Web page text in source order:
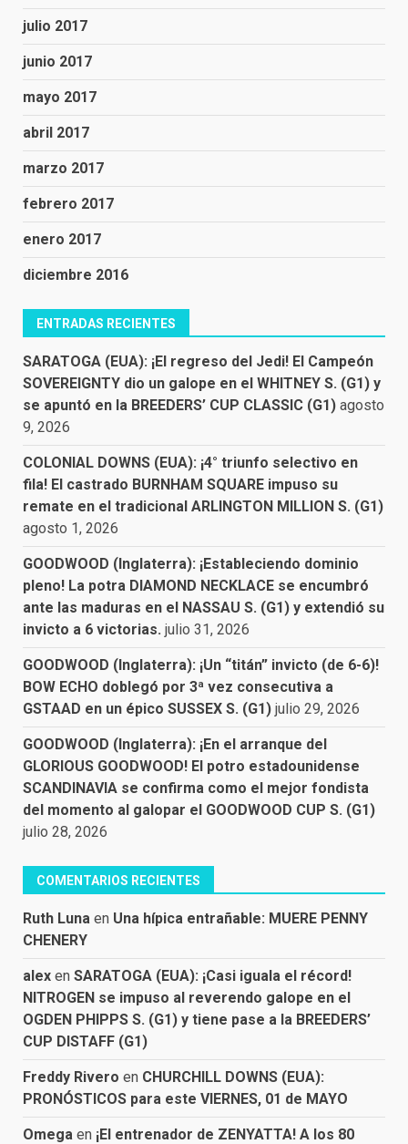
julio 2017
junio 2017
mayo 2017
abril 2017
marzo 2017
febrero 2017
enero 2017
diciembre 2016
ENTRADAS RECIENTES
SARATOGA (EUA): ¡El regreso del Jedi! El Campeón
SOVEREIGNTY dio un galope en el WHITNEY S. (G1) y
se apuntó en la BREEDERS’ CUP CLASSIC (G1) agosto
9, 2026
COLONIAL DOWNS (EUA): ¡4° triunfo selectivo en
fila! El castrado BURNHAM SQUARE impuso su
remate en el tradicional ARLINGTON MILLION S. (G1)
agosto 1, 2026
GOODWOOD (Inglaterra): ¡Estableciendo dominio
pleno! La potra DIAMOND NECKLACE se encumbró
ante las maduras en el NASSAU S. (G1) y extendió su
invicto a 6 victorias. julio 31, 2026
GOODWOOD (Inglaterra): ¡Un “titán” invicto (de 6-6)!
BOW ECHO doblegó por 3ª vez consecutiva a
GSTAAD en un épico SUSSEX S. (G1) julio 29, 2026
GOODWOOD (Inglaterra): ¡En el arranque del
GLORIOUS GOODWOOD! El potro estadounidense
SCANDINAVIA se confirma como el mejor fondista
del momento al galopar el GOODWOOD CUP S. (G1)
julio 28, 2026
COMENTARIOS RECIENTES
Ruth Luna en Una hípica entrañable: MUERE PENNY
CHENERY
alex en SARATOGA (EUA): ¡Casi iguala el récord!
NITROGEN se impuso al reverendo galope en el
OGDEN PHIPPS S. (G1) y tiene pase a la BREEDERS’
CUP DISTAFF (G1)
Freddy Rivero en CHURCHILL DOWNS (EUA):
PRONÓSTICOS para este VIERNES, 01 de MAYO
Omega en ¡El entrenador de ZENYATTA! A los 80